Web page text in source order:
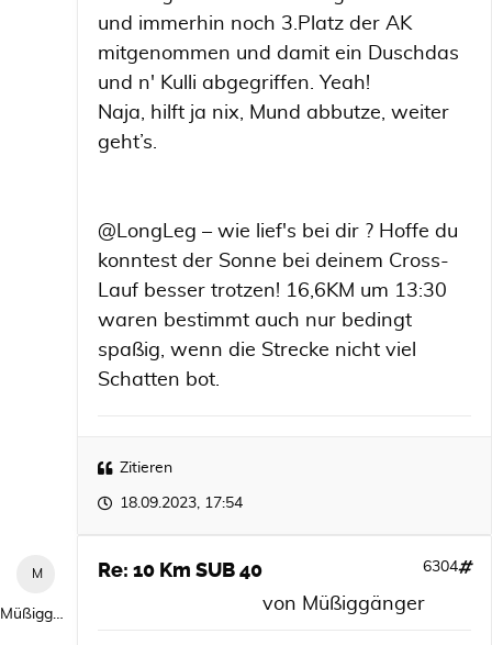
und immerhin noch 3.Platz der AK
mitgenommen und damit ein Duschdas
und n' Kulli abgegriffen. Yeah!
Naja, hilft ja nix, Mund abbutze, weiter
geht’s.
@LongLeg – wie lief's bei dir ? Hoffe du
konntest der Sonne bei deinem Cross-
Lauf besser trotzen! 16,6KM um 13:30
waren bestimmt auch nur bedingt
spaßig, wenn die Strecke nicht viel
Schatten bot.
Zitieren
18.09.2023, 17:54
Müßiggänger
Re: 10 Km SUB 40 6304
von Müßiggänger